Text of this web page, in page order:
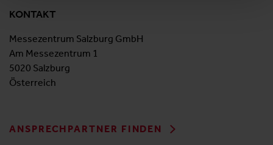
KONTAKT
Messezentrum Salzburg GmbH
Am Messezentrum 1
5020 Salzburg
Österreich
ANSPRECHPARTNER FINDEN